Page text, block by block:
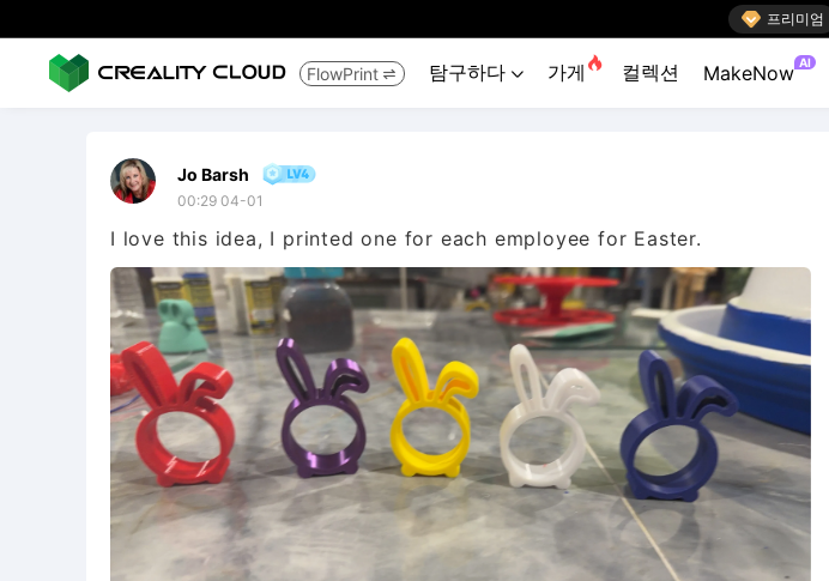
 프리미엄
FlowPrint  탐구하다  가게  컬렉션 MakeNow AI
Jo Barsh
00:29 04-01
I love this idea, I printed one for each employee for Easter.